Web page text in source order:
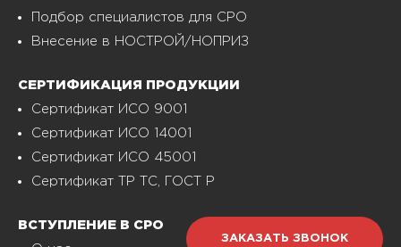
Подбор специалистов для СРО
Внесение в НОСТРОЙ/НОПРИЗ
СЕРТИФИКАЦИЯ ПРОДУКЦИИ
Сертификат ИСО 9001
Сертификат ИСО 14001
Сертификат ИСО 45001
Сертификат ТР ТС, ГОСТ Р
ВСТУПЛЕНИЕ В СРО
ЗАКАЗАТЬ ЗВОНОК